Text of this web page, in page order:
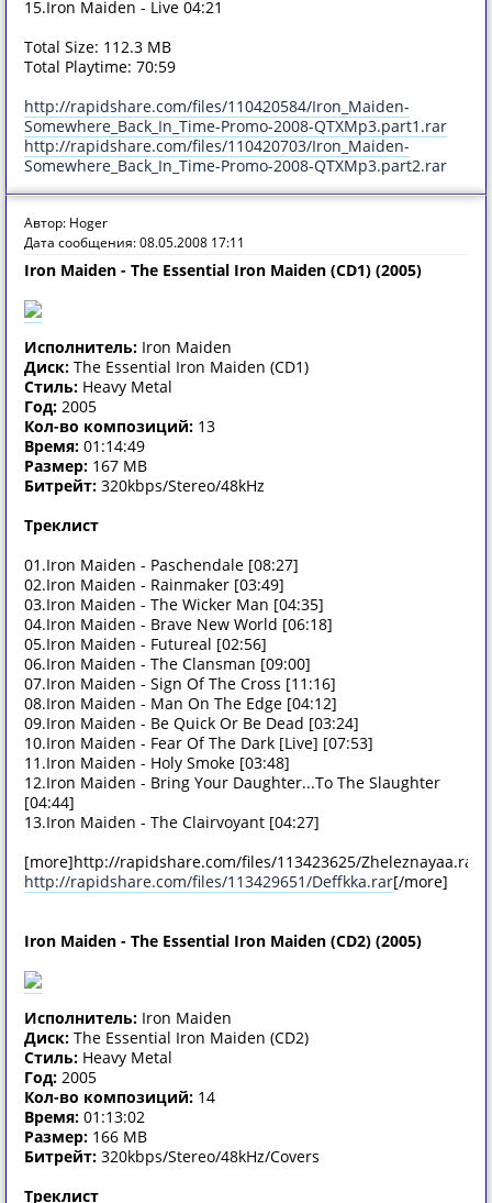
15.Iron Maiden - Live 04:21
Total Size: 112.3 MB
Total Playtime: 70:59
http://rapidshare.com/files/110420584/Iron_Maiden-
Somewhere_Back_In_Time-Promo-2008-QTXMp3.part1.rar
http://rapidshare.com/files/110420703/Iron_Maiden-
Somewhere_Back_In_Time-Promo-2008-QTXMp3.part2.rar
Автор: Hoger
Дата сообщения: 08.05.2008 17:11
Iron Maiden - The Essential Iron Maiden (CD1) (2005)
Исполнитель: Iron Maiden
Диск: The Essential Iron Maiden (CD1)
Стиль: Heavy Metal
Год: 2005
Кол-во композиций: 13
Время: 01:14:49
Размер: 167 MB
Битрейт: 320kbps/Stereo/48kHz
Треклист
01.Iron Maiden - Paschendale [08:27]
02.Iron Maiden - Rainmaker [03:49]
03.Iron Maiden - The Wicker Man [04:35]
04.Iron Maiden - Brave New World [06:18]
05.Iron Maiden - Futureal [02:56]
06.Iron Maiden - The Clansman [09:00]
07.Iron Maiden - Sign Of The Cross [11:16]
08.Iron Maiden - Man On The Edge [04:12]
09.Iron Maiden - Be Quick Or Be Dead [03:24]
10.Iron Maiden - Fear Of The Dark [Live] [07:53]
11.Iron Maiden - Holy Smoke [03:48]
12.Iron Maiden - Bring Your Daughter...To The Slaughter
[04:44]
13.Iron Maiden - The Clairvoyant [04:27]
[more]http://rapidshare.com/files/113423625/Zheleznayaa.rar
http://rapidshare.com/files/113429651/Deffkka.rar[/more]
Iron Maiden - The Essential Iron Maiden (CD2) (2005)
Исполнитель: Iron Maiden
Диск: The Essential Iron Maiden (CD2)
Стиль: Heavy Metal
Год: 2005
Кол-во композиций: 14
Время: 01:13:02
Размер: 166 MB
Битрейт: 320kbps/Stereo/48kHz/Covers
Треклист